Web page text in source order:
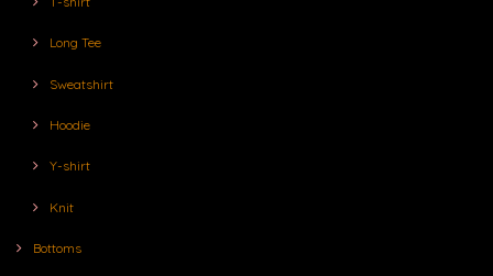
Long Tee
Sweatshirt
Hoodie
Y-shirt
Knit
Bottoms